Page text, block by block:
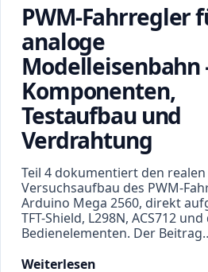
PWM-Fahrregler
analoge
Modelleisenbahn
Komponenten,
Testaufbau und
Verdrahtung
Teil 4 dokumentiert den realen
Versuchsaufbau des PWM-
Arduino Mega 2560, direkt
TFT-Shield, L298N, ACS712 und
Bedienelementen. Der
Weiterlesen